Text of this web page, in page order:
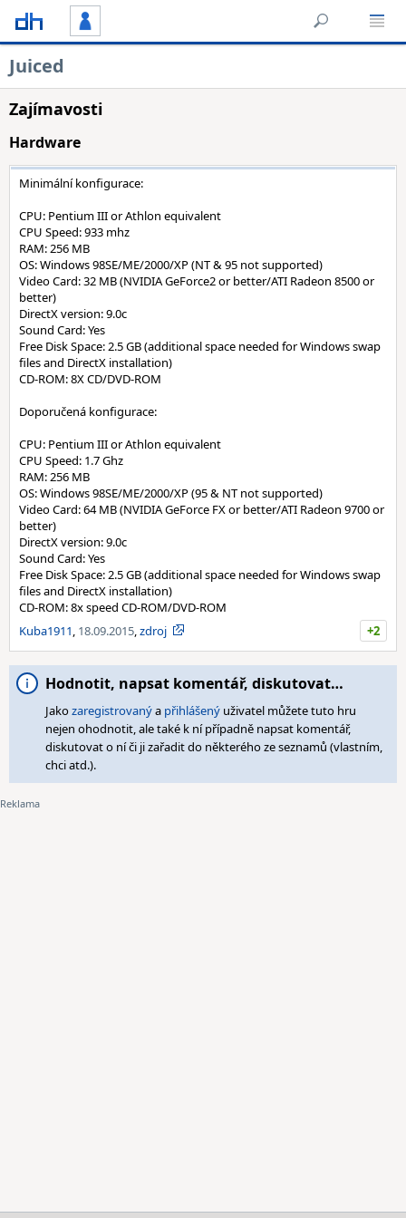
Juiced
Zajímavosti
Hardware
Minimální konfigurace:
CPU: Pentium III or Athlon equivalent
CPU Speed: 933 mhz
RAM: 256 MB
OS: Windows 98SE/ME/2000/XP (NT & 95 not supported)
Video Card: 32 MB (NVIDIA GeForce2 or better/ATI Radeon 8500 or
better)
DirectX version: 9.0c
Sound Card: Yes
Free Disk Space: 2.5 GB (additional space needed for Windows swap
files and DirectX installation)
CD-ROM: 8X CD/DVD-ROM
Doporučená konfigurace:
CPU: Pentium III or Athlon equivalent
CPU Speed: 1.7 Ghz
RAM: 256 MB
OS: Windows 98SE/ME/2000/XP (95 & NT not supported)
Video Card: 64 MB (NVIDIA GeForce FX or better/ATI Radeon 9700 or
better)
DirectX version: 9.0c
Sound Card: Yes
Free Disk Space: 2.5 GB (additional space needed for Windows swap
files and DirectX installation)
CD-ROM: 8x speed CD-ROM/DVD-ROM
Kuba1911, 18.09.2015,zdroj +2
Hodnotit, napsat komentář, diskutovat…
Jakozaregistrovanýa přihlášený uživatel můžete tuto hru
nejen ohodnotit, ale také k ní případně napsat komentář,
diskutovat o ní či ji zařadit do některého ze seznamů (vlastním,
chci atd.).